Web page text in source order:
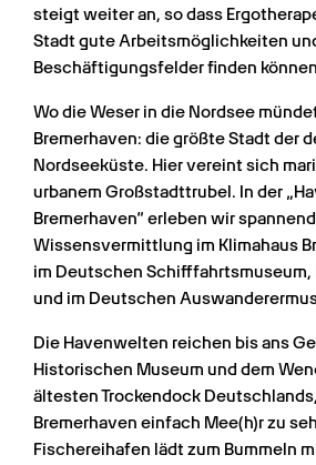
steigt weiter an, so dass
Stadt gute Arbeitsmöglichkeiten
Beschäftigungsfelder finden
Wo die Weser in die Nordsee
Bremerhaven: die größte Stadt der
Nordseeküste. Hier vereint sich
urbanem Großstadttrubel. In der
Bremerhaven“ erleben wir
Wissensvermittlung im Klimahaus
im Deutschen Schifffahrtsmuseum,
und im Deutschen
Die Havenwelten reichen bis ans
Historischen Museum und dem
ältesten Trockendock
Bremerhaven einfach Mee(h)r zu
Fischereihafen lädt zum Bummeln